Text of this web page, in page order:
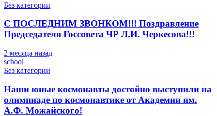
Без категории
С ПОСЛЕДНИМ ЗВОНКОМ!!! Поздравление
Председателя Госсовета ЧР Л.И. Черкесова!!!
2 месяца назад
school
Без категории
Наши юные космонавты достойно выступили на
олимпиаде по космонавтике от Академии им.
А.Ф. Можайского!